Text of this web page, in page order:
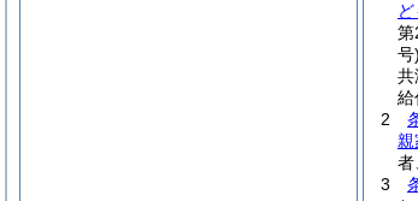
第
号)
共
給
2
親
者
3